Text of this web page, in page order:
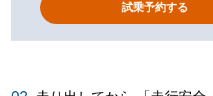
試乗予約する